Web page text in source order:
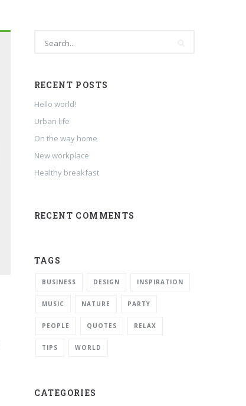
RECENT POSTS
Hello world!
Urban life
On the way home
New workplace
Healthy breakfast
RECENT COMMENTS
TAGS
BUSINESS DESIGN INSPIRATION
MUSIC NATURE PARTY
PEOPLE QUOTES RELAX
TIPS WORLD
CATEGORIES